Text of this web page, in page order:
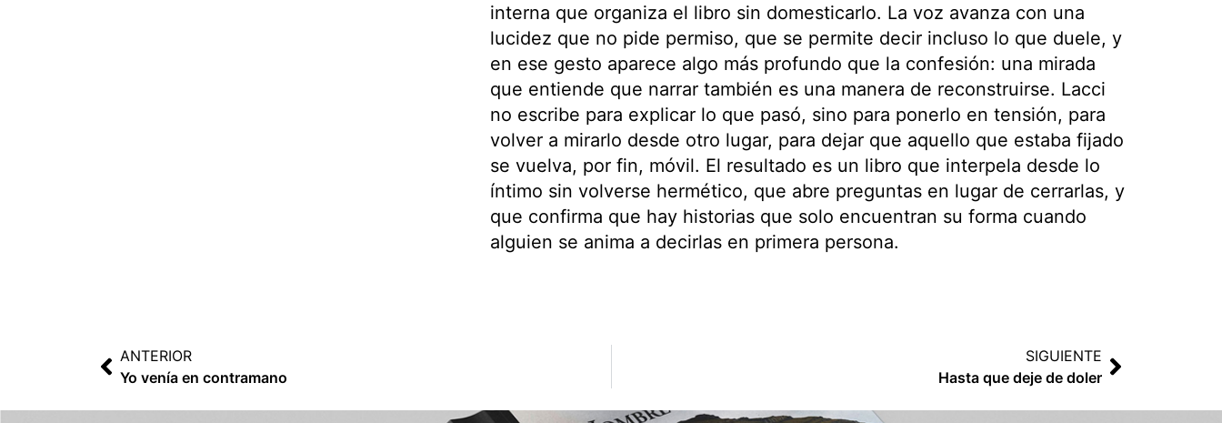
interna que organiza el libro sin domesticarlo. La voz avanza con una
lucidez que no pide permiso, que se permite decir incluso lo que duele, y
en ese gesto aparece algo más profundo que la confesión: una mirada
que entiende que narrar también es una manera de reconstruirse. Lacci
no escribe para explicar lo que pasó, sino para ponerlo en tensión, para
volver a mirarlo desde otro lugar, para dejar que aquello que estaba fijado
se vuelva, por fin, móvil. El resultado es un libro que interpela desde lo
íntimo sin volverse hermético, que abre preguntas en lugar de cerrarlas, y
que confirma que hay historias que solo encuentran su forma cuando
alguien se anima a decirlas en primera persona.
ANTERIOR
Yo venía en contramano
SIGUIENTE
Hasta que deje de doler